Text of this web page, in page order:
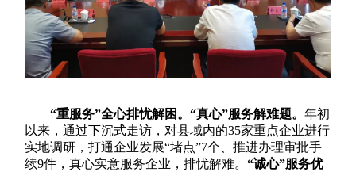
“重服务”全心排忧解困。“真心”服务解难题。年初
以来，通过下沉式走访，对县域内的35家重点企业进行
实地调研，打通企业发展“堵点”7个、推进办理审批手
续9件，真心实意服务企业，排忧解难。“诚心”服务优